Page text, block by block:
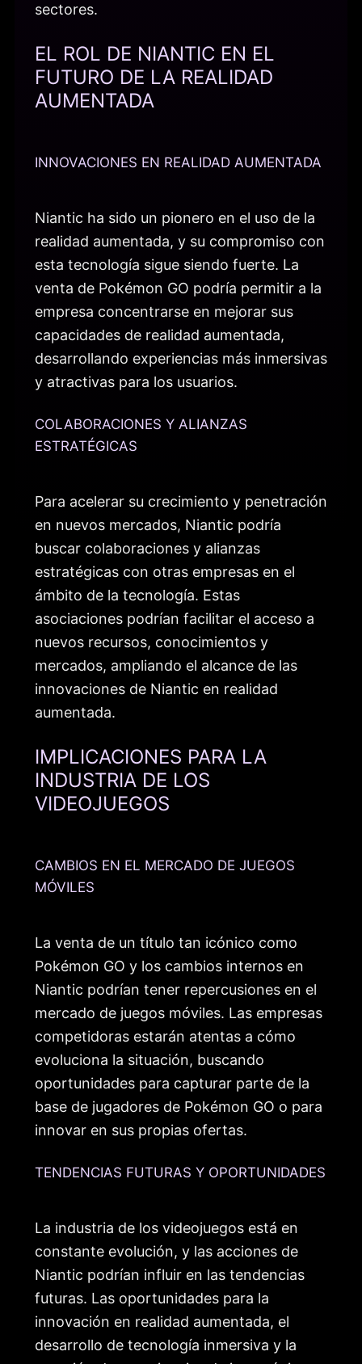
sectores.
EL ROL DE NIANTIC EN EL
FUTURO DE LA REALIDAD
AUMENTADA
INNOVACIONES EN REALIDAD AUMENTADA
Niantic ha sido un pionero en el uso de la
realidad aumentada, y su compromiso con
esta tecnología sigue siendo fuerte. La
venta de Pokémon GO podría permitir a la
empresa concentrarse en mejorar sus
capacidades de realidad aumentada,
desarrollando experiencias más inmersivas
y atractivas para los usuarios.
COLABORACIONES Y ALIANZAS
ESTRATÉGICAS
Para acelerar su crecimiento y penetración
en nuevos mercados, Niantic podría
buscar colaboraciones y alianzas
estratégicas con otras empresas en el
ámbito de la tecnología. Estas
asociaciones podrían facilitar el acceso a
nuevos recursos, conocimientos y
mercados, ampliando el alcance de las
innovaciones de Niantic en realidad
aumentada.
IMPLICACIONES PARA LA
INDUSTRIA DE LOS
VIDEOJUEGOS
CAMBIOS EN EL MERCADO DE JUEGOS
MÓVILES
La venta de un título tan icónico como
Pokémon GO y los cambios internos en
Niantic podrían tener repercusiones en el
mercado de juegos móviles. Las empresas
competidoras estarán atentas a cómo
evoluciona la situación, buscando
oportunidades para capturar parte de la
base de jugadores de Pokémon GO o para
innovar en sus propias ofertas.
TENDENCIAS FUTURAS Y OPORTUNIDADES
La industria de los videojuegos está en
constante evolución, y las acciones de
Niantic podrían influir en las tendencias
futuras. Las oportunidades para la
innovación en realidad aumentada, el
desarrollo de tecnología inmersiva y la